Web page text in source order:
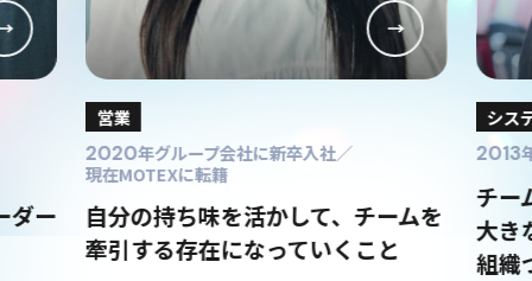
ダー
営業
2020年グループ会社に新卒入社／
現在MOTEXに転籍
自分の持ち味を活かして、チームを
牽引する存在になっていくこと
シス
2013
チー
大き
組織